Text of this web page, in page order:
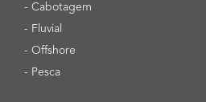
- Cabotagem
- Fluvial
- Offshore
- Pesca